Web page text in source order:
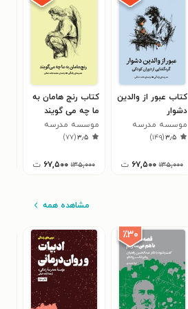
کتاب عبور از والدین
دشوار
موسسه مدرسه
زندگی
۳٫۵(۱۴۹)
۱۳۵,۰۰۰ ۶۷,۵۰۰ ت
کتاب رنج هامان به
ما چه می گویند
موسسه مدرسه
زندگی
۳٫۵(۷۷)
۱۳۵,۰۰۰ ۶۷,۵۰۰ ت
مشاهده همه
٪۳۰